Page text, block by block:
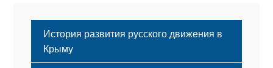
История развития русского движения в
Крыму